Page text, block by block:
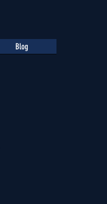
Blog